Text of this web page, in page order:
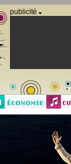
publicité